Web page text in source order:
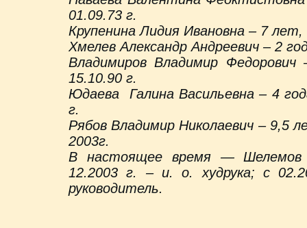
01.09.73 г.
Крупенина Лидия Ивановна – 7 лет,
Хмелев Александр Андреевич – 2
Владимиров Владимир
15.10.90 г.
Юдаева Галина Васильевна – 4
г.
Рябов Владимир Николаевич – 9,5
2003г.
В настоящее время — Шелемов
12.2003 г. – и. о. худрука; с
руководитель.